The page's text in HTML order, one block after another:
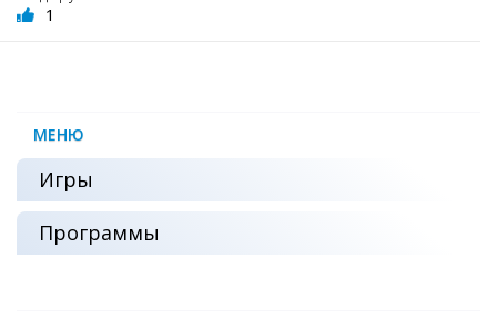
1
МЕНЮ
Игры
Программы